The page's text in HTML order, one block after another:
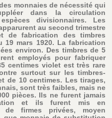
monnaies de nécessité qui
dans la circulation
divisionnaires. Les
au second trimestre
de fabrication des timbres
19 mars 1920. La fabrication
environ. Des timbres de 5
employés pour fabriquer
centimes violet est très rare
surtout sur les timbres-
de 10 centimes. Les tirages,
sont très faibles, mais ne
pièces. Ils ne furent jamais
et ils furent mis en
firmes privées, moyen